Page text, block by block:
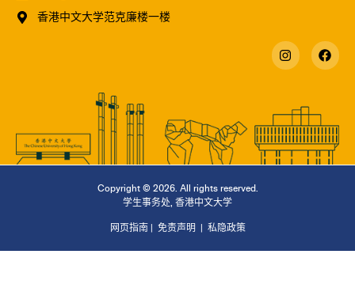
香港中文大学范克廉楼一楼
Copyright © 2026. All rights reserved.
学生事务处 香港中文大学
网页指南| 免责声明| 私隐政策